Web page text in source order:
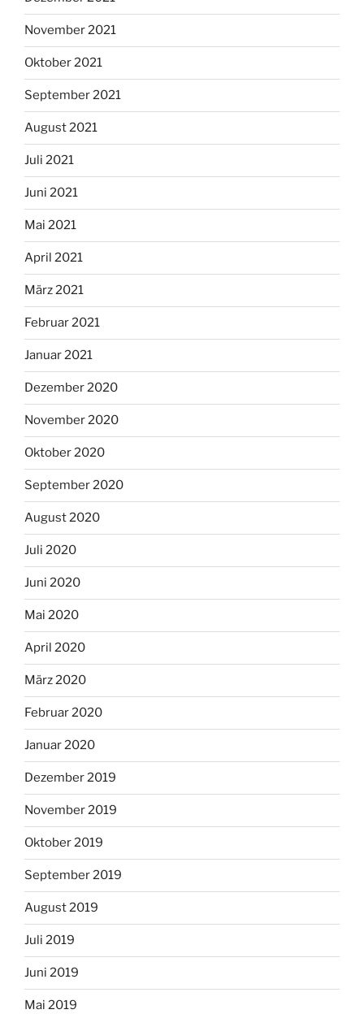
November 2021
Oktober 2021
September 2021
August 2021
Juli 2021
Juni 2021
Mai 2021
April 2021
März 2021
Februar 2021
Januar 2021
Dezember 2020
November 2020
Oktober 2020
September 2020
August 2020
Juli 2020
Juni 2020
Mai 2020
April 2020
März 2020
Februar 2020
Januar 2020
Dezember 2019
November 2019
Oktober 2019
September 2019
August 2019
Juli 2019
Juni 2019
Mai 2019